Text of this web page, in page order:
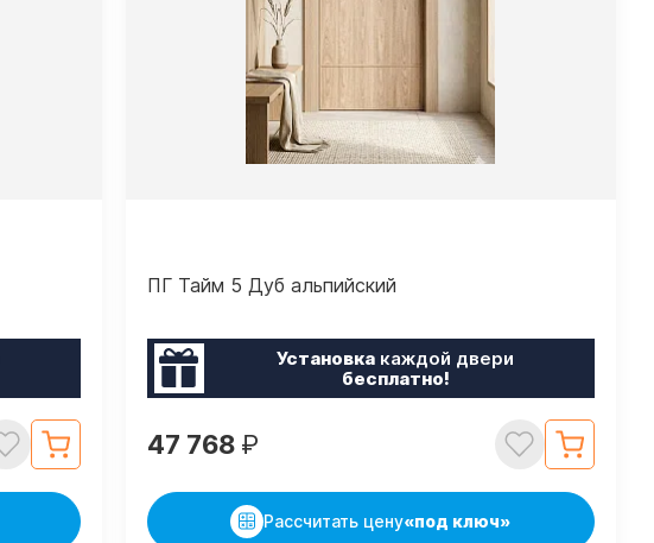
ПГ Тайм 5 Дуб альпийский
Установка каждой двери
бесплатно!
47 768 ₽
Рассчитать цену«под ключ»